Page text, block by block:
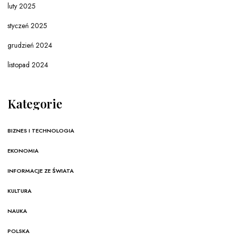
luty 2025
styczeń 2025
grudzień 2024
listopad 2024
Kategorie
BIZNES I TECHNOLOGIA
EKONOMIA
INFORMACJE ZE ŚWIATA
KULTURA
NAUKA
POLSKA